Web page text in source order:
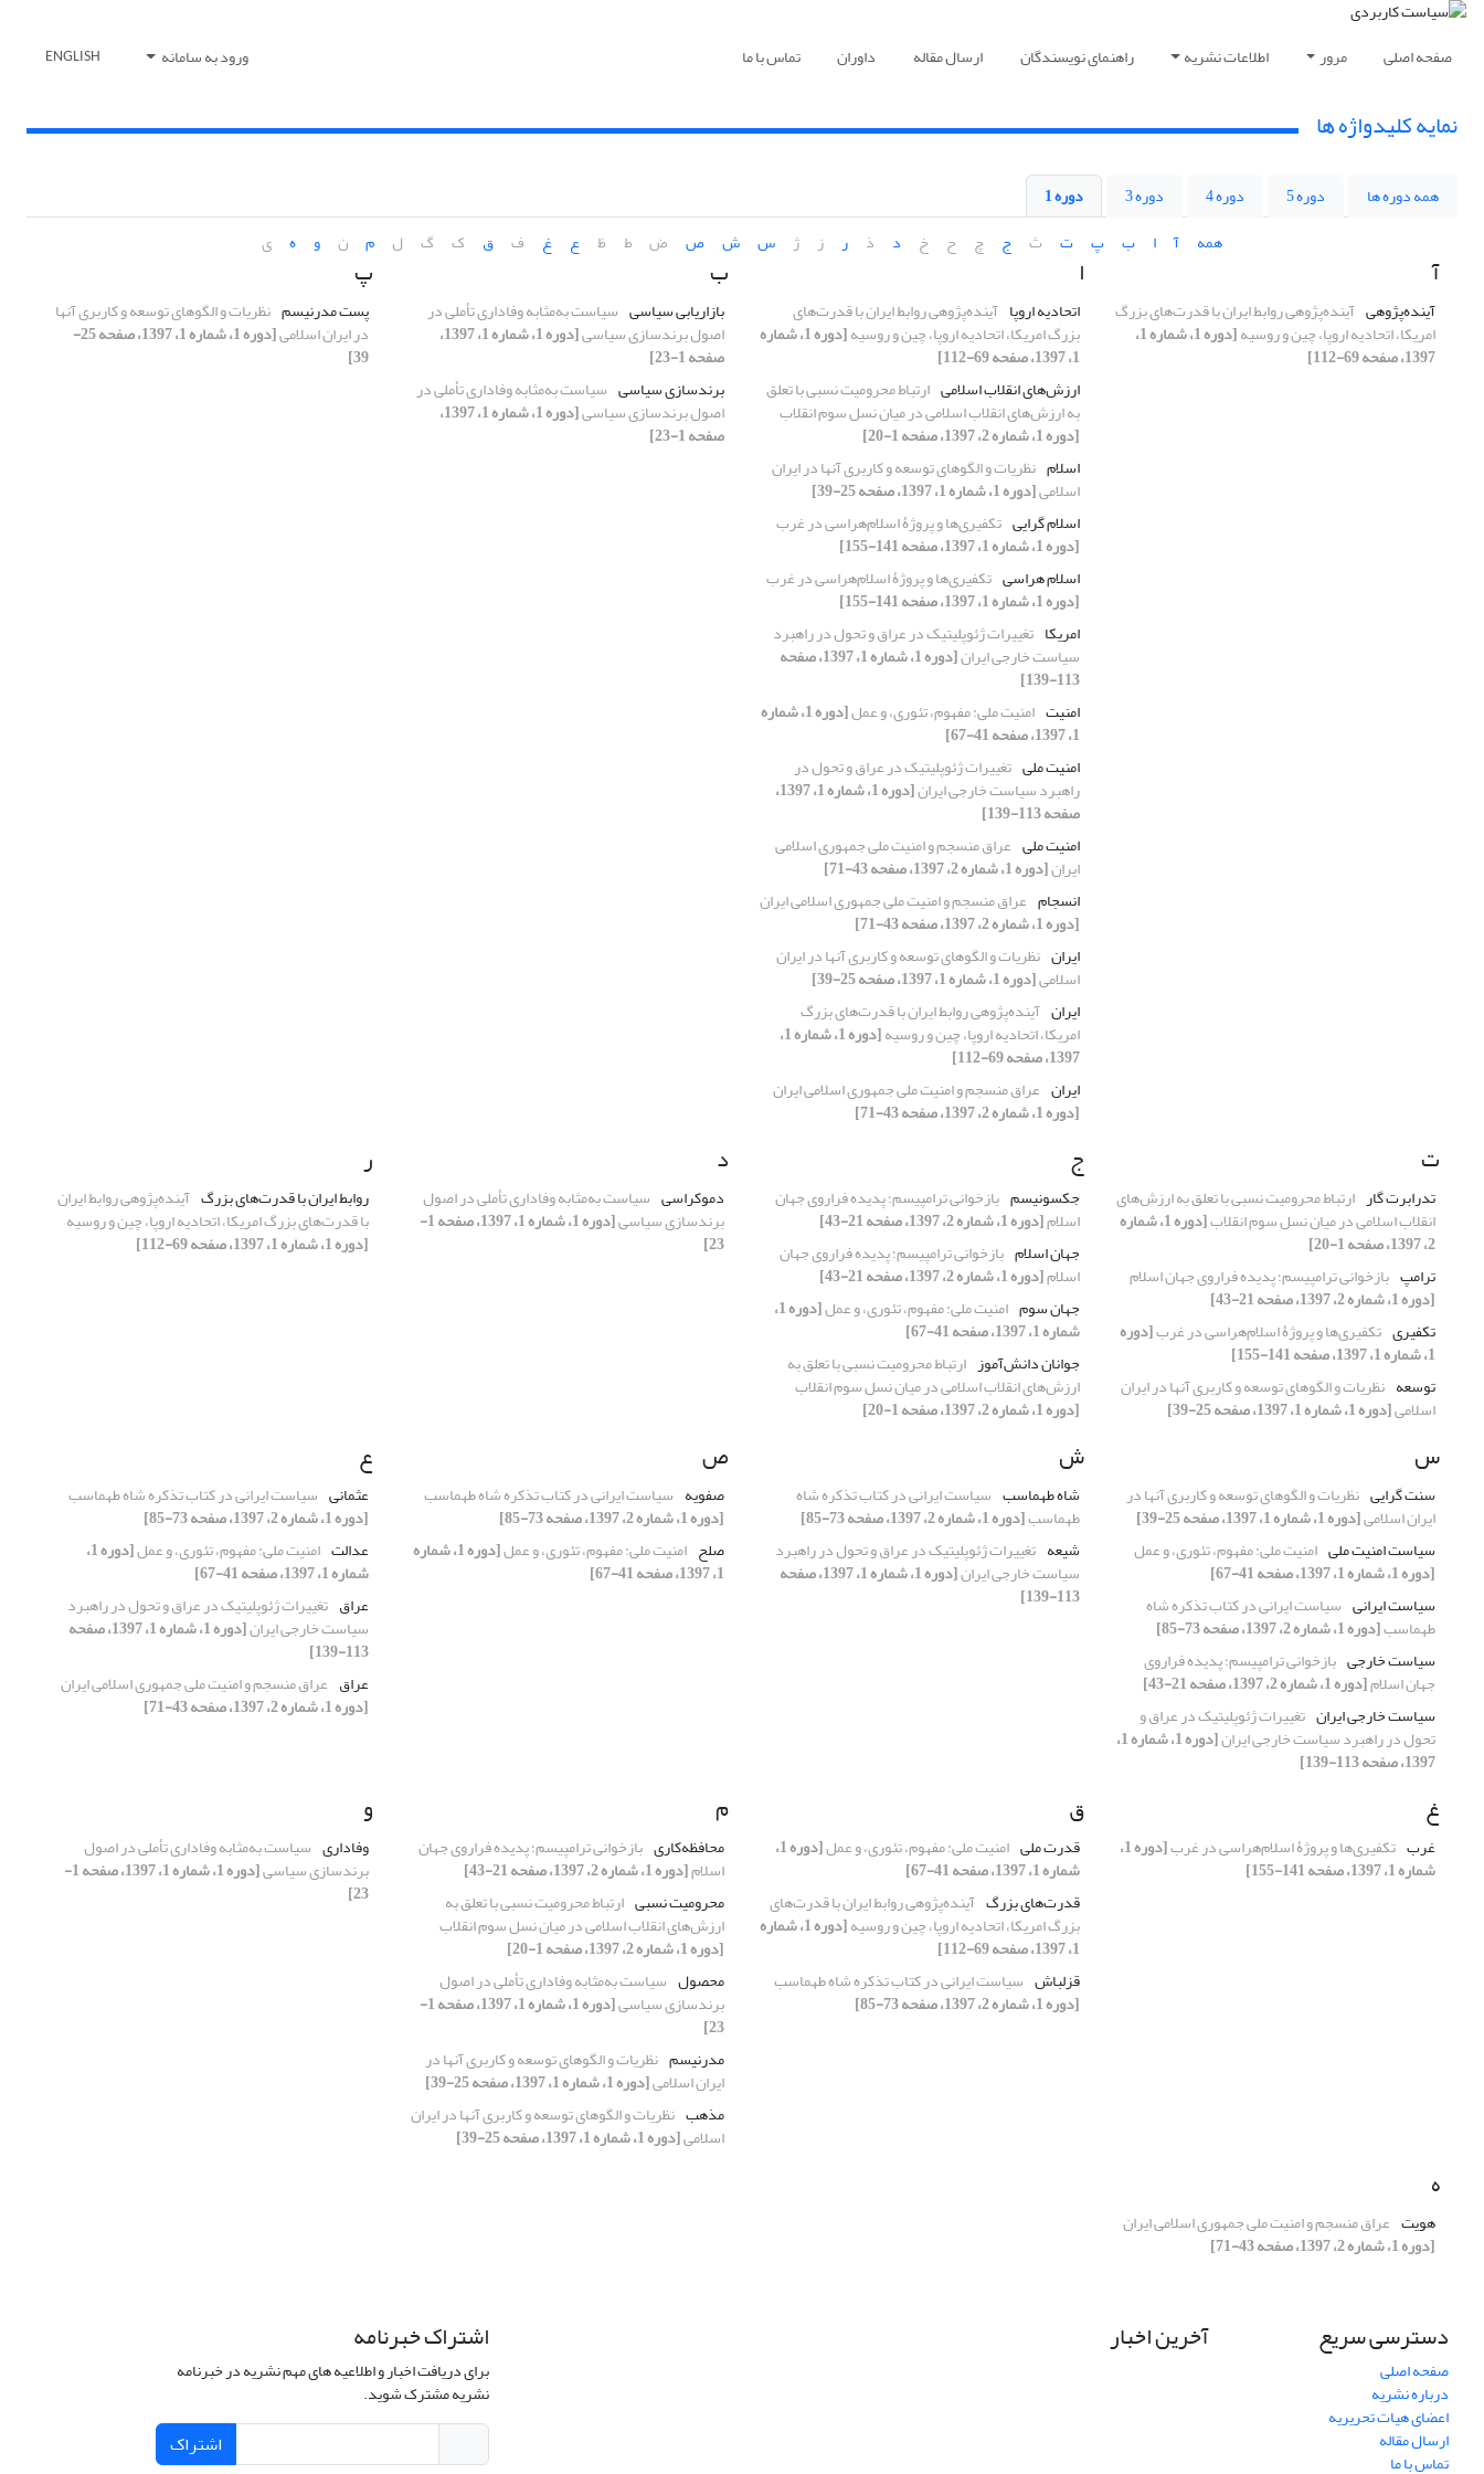
صفحه اصلی مرور اطلاعات نشریه راهنمای نویسندگان ارسال مقاله داوران تماس با ما ورود به سامانه ENGLISH
نمایه کلیدواژه ها
همه دوره ها دوره 5 دوره 4 دوره 3
دوره 1
همه
آ ا ب پ ت ث ج چ ح خ د ذ ر ز ژ س ش ص ض ط ظ ع غ ف ق ک گ ل م ن و ه ی
آ
آینده‌پژوهی آینده‌پژوهی روابط ایران با قدرت‌های بزرگ
امریکا، اتحادیه اروپا، چین و روسیه [دوره 1، شماره 1،
1397، صفحه 69-112]
ا
اتحادیه اروپا آینده‌پژوهی روابط ایران با قدرت‌های
بزرگ امریکا، اتحادیه اروپا، چین و روسیه [دوره 1، شماره
1، 1397، صفحه 69-112]
ارزش‌های انقلاب اسلامی ارتباط محرومیت نسبی با تعلق
به ارزش‌های انقلاب اسلامی در میان نسل سوم انقلاب
[دوره 1، شماره 2، 1397، صفحه 1-20]
اسلام نظریات و الگوهای توسعه و کاربری آنها در ایران
اسلامی[دوره 1، شماره 1، 1397، صفحه 25-39]
اسلام گرایی تکفیری‌ها و پروژۀ اسلام‌هراسی در غرب
[دوره 1، شماره 1، 1397، صفحه 141-155]
اسلام هراسی تکفیری‌ها و پروژۀ اسلام‌هراسی در غرب
[دوره 1، شماره 1، 1397، صفحه 141-155]
امریکا تغییرات ژئوپلیتیک در عراق و تحول در راهبرد
سیاست خارجی ایران [دوره 1، شماره 1، 1397، صفحه
113-139]
امنیت امنیت ملی: مفهوم، تئوری، و عمل [دوره 1، شماره
1، 1397، صفحه 41-67]
امنیت ملی تغییرات ژئوپلیتیک در عراق و تحول در
راهبرد سیاست خارجی ایران [دوره 1، شماره 1، 1397،
صفحه 113-139]
امنیت ملی عراق منسجم و امنیت ملی جمهوری اسلامی
ایران[دوره 1، شماره 2، 1397، صفحه 43-71]
انسجام عراق منسجم و امنیت ملی جمهوری اسلامی ایران
[دوره 1، شماره 2، 1397، صفحه 43-71]
ایران نظریات و الگوهای توسعه و کاربری آنها در ایران
اسلامی[دوره 1، شماره 1، 1397، صفحه 25-39]
ایران آینده‌پژوهی روابط ایران با قدرت‌های بزرگ
امریکا، اتحادیه اروپا، چین و روسیه [دوره 1، شماره 1،
1397، صفحه 69-112]
ایران عراق منسجم و امنیت ملی جمهوری اسلامی ایران
[دوره 1، شماره 2، 1397، صفحه 43-71]
ب
بازاریابی سیاسی سیاست به‌مثابه وفاداری تأملی در
اصول برندسازی سیاسی [دوره 1، شماره 1، 1397،
صفحه 1-23]
برندسازی سیاسی سیاست به‌مثابه وفاداری تأملی در
اصول برندسازی سیاسی [دوره 1، شماره 1، 1397،
صفحه 1-23]
پ
پست مدرنیسم نظریات و الگوهای توسعه و کاربری آنها
در ایران اسلامی [دوره 1، شماره 1، 1397، صفحه 25-
39]
ت
تدرابرت گار ارتباط محرومیت نسبی با تعلق به ارزش‌های
انقلاب اسلامی در میان نسل سوم انقلاب [دوره 1، شماره
2، 1397، صفحه 1-20]
ترامپ بازخوانی ترامپیسم؛ پدیده فراروی جهان اسلام
[دوره 1، شماره 2، 1397، صفحه 21-43]
تکفیری تکفیری‌ها و پروژۀ اسلام‌هراسی در غرب[دوره
1، شماره 1، 1397، صفحه 141-155]
توسعه نظریات و الگوهای توسعه و کاربری آنها در ایران
اسلامی[دوره 1، شماره 1، 1397، صفحه 25-39]
ج
جکسونیسم بازخوانی ترامپیسم؛ پدیده فراروی جهان
اسلام[دوره 1، شماره 2، 1397، صفحه 21-43]
جهان اسلام بازخوانی ترامپیسم؛ پدیده فراروی جهان
اسلام[دوره 1، شماره 2، 1397، صفحه 21-43]
جهان سوم امنیت ملی: مفهوم، تئوری، و عمل [دوره 1،
شماره 1، 1397، صفحه 41-67]
جوانان دانش‌آموز ارتباط محرومیت نسبی با تعلق به
ارزش‌های انقلاب اسلامی در میان نسل سوم انقلاب
[دوره 1، شماره 2، 1397، صفحه 1-20]
د
دموکراسی سیاست به‌مثابه وفاداری تأملی در اصول
برندسازی سیاسی [دوره 1، شماره 1، 1397، صفحه 1-
23]
ر
روابط ایران با قدرت‌های بزرگ آینده‌پژوهی روابط ایران
با قدرت‌های بزرگ امریکا، اتحادیه اروپا، چین و روسیه
[دوره 1، شماره 1، 1397، صفحه 69-112]
س
سنت گرایی نظریات و الگوهای توسعه و کاربری آنها در
ایران اسلامی[دوره 1، شماره 1، 1397، صفحه 25-39]
سیاست امنیت ملی امنیت ملی: مفهوم، تئوری، و عمل
[دوره 1، شماره 1، 1397، صفحه 41-67]
سیاست ایرانی سیاست ایرانی در کتاب تذکره شاه
طهماسب[دوره 1، شماره 2، 1397، صفحه 73-85]
سیاست خارجی بازخوانی ترامپیسم؛ پدیده فراروی
جهان اسلام[دوره 1، شماره 2، 1397، صفحه 21-43]
سیاست خارجی ایران تغییرات ژئوپلیتیک در عراق و
تحول در راهبرد سیاست خارجی ایران [دوره 1، شماره 1،
1397، صفحه 113-139]
ش
شاه طهماسب سیاست ایرانی در کتاب تذکره شاه
طهماسب[دوره 1، شماره 2، 1397، صفحه 73-85]
شیعه تغییرات ژئوپلیتیک در عراق و تحول در راهبرد
سیاست خارجی ایران [دوره 1، شماره 1، 1397، صفحه
113-139]
ص
صفویه سیاست ایرانی در کتاب تذکره شاه طهماسب
[دوره 1، شماره 2، 1397، صفحه 73-85]
صلح امنیت ملی: مفهوم، تئوری، و عمل [دوره 1، شماره
1، 1397، صفحه 41-67]
ع
عثمانی سیاست ایرانی در کتاب تذکره شاه طهماسب
[دوره 1، شماره 2، 1397، صفحه 73-85]
عدالت امنیت ملی: مفهوم، تئوری، و عمل [دوره 1،
شماره 1، 1397، صفحه 41-67]
عراق تغییرات ژئوپلیتیک در عراق و تحول در راهبرد
سیاست خارجی ایران [دوره 1، شماره 1، 1397، صفحه
113-139]
عراق عراق منسجم و امنیت ملی جمهوری اسلامی ایران
[دوره 1، شماره 2، 1397، صفحه 43-71]
غ
غرب تکفیری‌ها و پروژۀ اسلام‌هراسی در غرب [دوره 1،
شماره 1، 1397، صفحه 141-155]
ق
قدرت ملی امنیت ملی: مفهوم، تئوری، و عمل [دوره 1،
شماره 1، 1397، صفحه 41-67]
قدرت‌های بزرگ آینده‌پژوهی روابط ایران با قدرت‌های
بزرگ امریکا، اتحادیه اروپا، چین و روسیه [دوره 1، شماره
1، 1397، صفحه 69-112]
قزلباش سیاست ایرانی در کتاب تذکره شاه طهماسب
[دوره 1، شماره 2، 1397، صفحه 73-85]
م
محافظه‌کاری بازخوانی ترامپیسم؛ پدیده فراروی جهان
اسلام[دوره 1، شماره 2، 1397، صفحه 21-43]
محرومیت نسبی ارتباط محرومیت نسبی با تعلق به
ارزش‌های انقلاب اسلامی در میان نسل سوم انقلاب
[دوره 1، شماره 2، 1397، صفحه 1-20]
محصول سیاست به‌مثابه وفاداری تأملی در اصول
برندسازی سیاسی [دوره 1، شماره 1، 1397، صفحه 1-
23]
مدرنیسم نظریات و الگوهای توسعه و کاربری آنها در
ایران اسلامی[دوره 1، شماره 1، 1397، صفحه 25-39]
مذهب نظریات و الگوهای توسعه و کاربری آنها در ایران
اسلامی[دوره 1، شماره 1، 1397، صفحه 25-39]
و
وفاداری سیاست به‌مثابه وفاداری تأملی در اصول
برندسازی سیاسی [دوره 1، شماره 1، 1397، صفحه 1-
23]
ه
هویت عراق منسجم و امنیت ملی جمهوری اسلامی ایران
[دوره 1، شماره 2، 1397، صفحه 43-71]
دسترسی سریع
صفحه اصلی
درباره نشریه
اعضای هیات تحریریه
ارسال مقاله
تماس با ما
آخرین اخبار اشتراک خبرنامه
برای دریافت اخبار و اطلاعیه های مهم نشریه در خبرنامه
نشریه مشترک شوید.
اشتراک